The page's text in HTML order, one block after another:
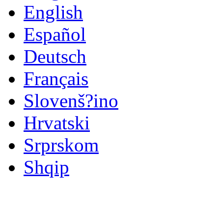
English
Español
Deutsch
Français
Slovenš?ino
Hrvatski
Srprskom
Shqip